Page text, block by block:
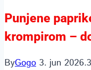
Punjene
krompirom –
ByGogo 3. jun 2026.